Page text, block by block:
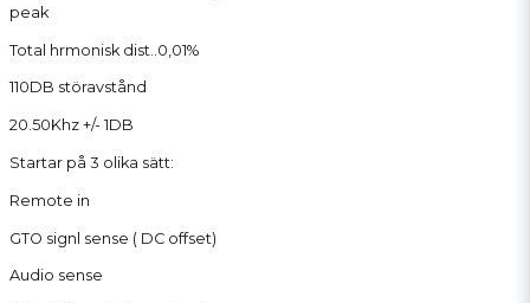
peak
Total hrmonisk dist..0,01%
110DB störavstånd
20.50Khz +/- 1DB
Startar på 3 olika sätt:
Remote in
GTO signl sense ( DC offset)
Audio sense